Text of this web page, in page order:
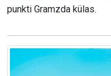
punkti Gramzda külas.